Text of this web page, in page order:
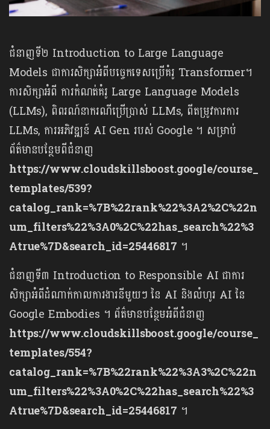
ជំនាញទី២ Introduction to Large Language
Models ជាការសិក្សាអំពីបច្ចេកទេសប្រើគំរូ Transformer។
ការសិក្សាអំពី ការកំណត់គំរូ Large Language Models
(LLMs), ពិពរណ៍នាករណីប្រើប្រាស់ LLMs, ពីតម្រូវការការ
LLMs, ការអភិវឌ្ឍន៍ AI Gen របស់ Google ។ សម្រាប់
ព័ត៌មានបន្ថែមពីជំនាញ
https://www.cloudskillsboost.google/course_
templates/539?
catalog_rank=%7B%22rank%22%3A2%2C%22n
um_filters%22%3A0%2C%22has_search%22%3
Atrue%7D&search_id=25446817 ។
ជំនាញទី៣ Introduction to Responsible AI ជាការ
សិក្សាអំពីដំណាក់កាលការងារនីមួយៗ នៃ AI និងលំហូរ AI នៃ
Google Embodies ។ ព័ត៌មានបន្ថែមអំពីជំនាញ
https://www.cloudskillsboost.google/course_
templates/554?
catalog_rank=%7B%22rank%22%3A3%2C%22n
um_filters%22%3A0%2C%22has_search%22%3
Atrue%7D&search_id=25446817 ។